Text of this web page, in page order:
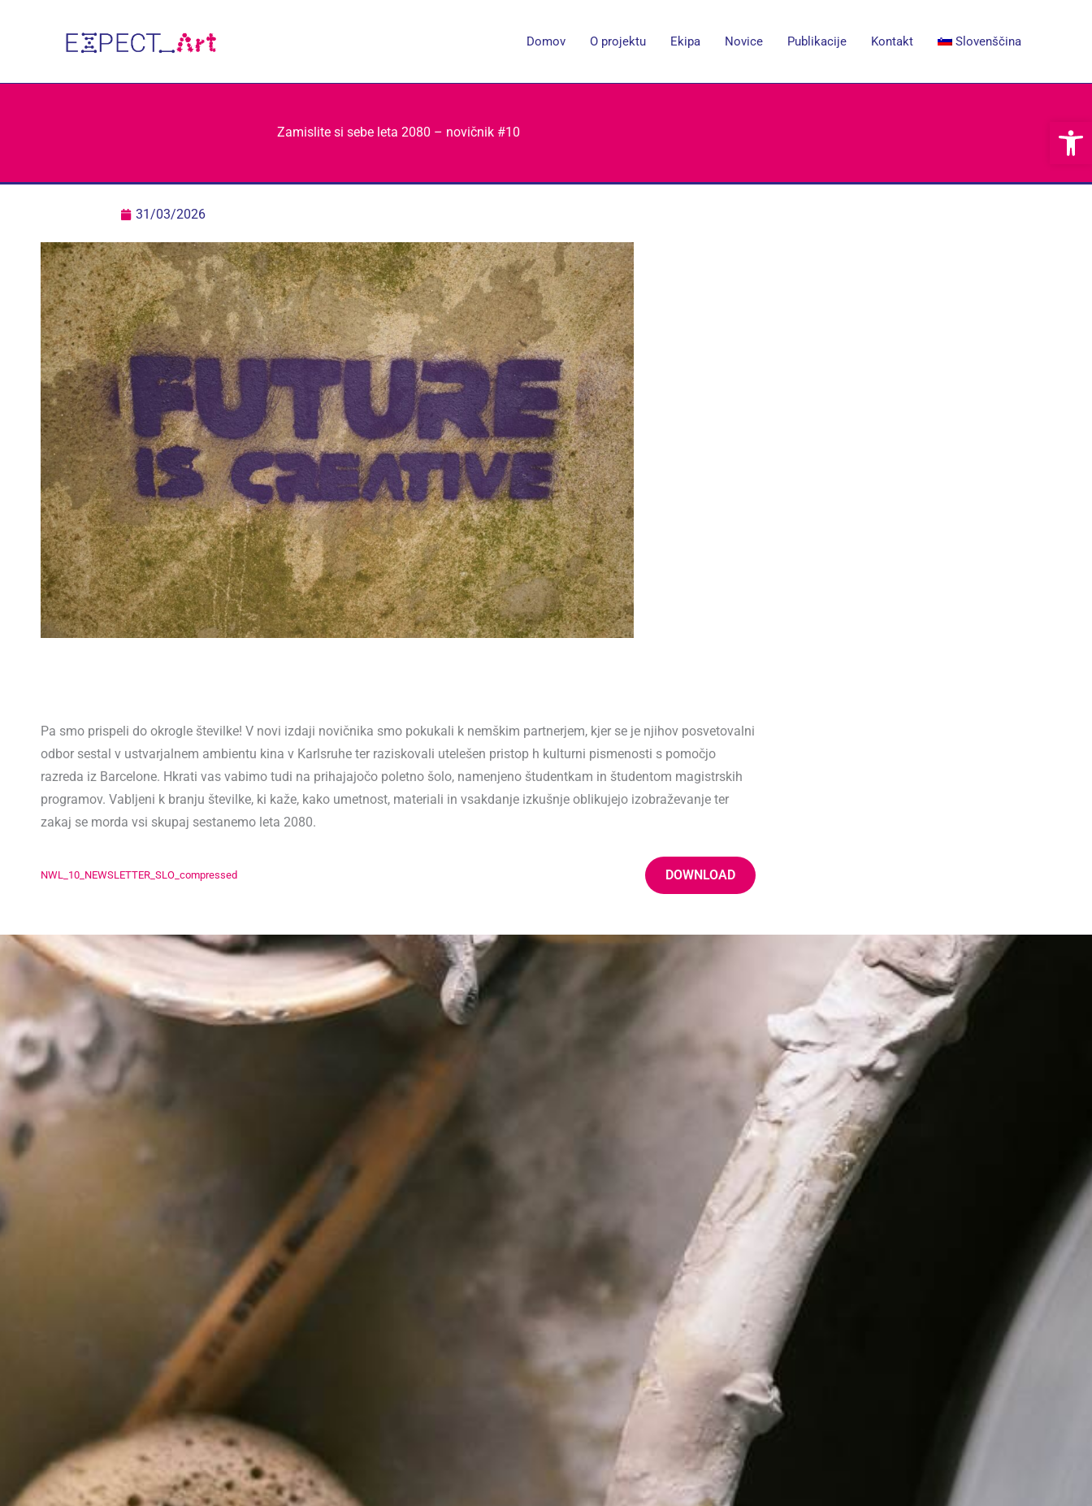
Domov O projektu Ekipa Novice Publikacije Kontakt Slovenščina
Zamislite si sebe leta 2080 – novičnik #10
31/03/2026
Pa smo prispeli do okrogle številke! V novi izdaji novičnika smo pokukali k nemškim partnerjem, kjer se je njihov posvetovalni
odbor sestal v ustvarjalnem ambientu kina v Karlsruhe ter raziskovali utelešen pristop h kulturni pismenosti s pomočjo
razreda iz Barcelone. Hkrati vas vabimo tudi na prihajajočo poletno šolo, namenjeno študentkam in študentom magistrskih
programov. Vabljeni k branju številke, ki kaže, kako umetnost, materiali in vsakdanje izkušnje oblikujejo izobraževanje ter
zakaj se morda vsi skupaj sestanemo leta 2080.
NWL_10_NEWSLETTER_SLO_compressed DOWNLOAD